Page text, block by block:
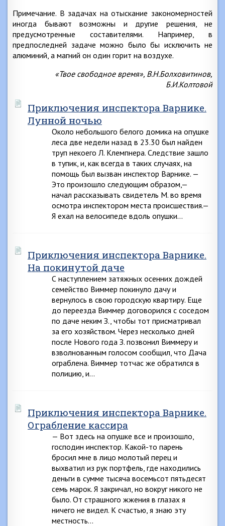
Примечание. В задачах на отыскание закономерностей
иногда бывают возможны и другие решения, не
предусмотренные составителями. Например, в
предпоследней задаче можно было бы исключить не
алюминий, а магний он один горит на воздухе.
«Твое свободное время», В.Н.Болховитинов,
Б.И.Колтовой
Приключения инспектора Варнике.
Лунной ночью
Около небольшого белого домика на опушке
леса две недели назад в 23.30 был найден
труп некоего Л. Клемпнера. Следствие зашло
в тупик, и, как всегда в таких случаях, на
помощь был вызван инспектор Варнике. —
Это произошло следующим образом,—
начал рассказывать свидетель М. во время
осмотра инспектором места происшествия.—
Я ехал на велосипеде вдоль опушки…
Приключения инспектора Варнике.
На покинутой даче
С наступлением затяжных осенних дождей
семейство Виммер покинуло дачу и
вернулось в свою городскую квартиру. Еще
до переезда Виммер договорился с соседом
по даче неким З., чтобы тот присматривал
за его хозяйством. Через несколько дней
после Нового года З. позвонил Виммеру и
взволнованным голосом сообщил, что Дача
ограблена. Виммер тотчас же обратился в
полицию, и…
Приключения инспектора Варнике.
Ограбление кассира
— Вот здесь на опушке все и произошло,
господин инспектор. Какой-то парень
бросил мне в лицо молотый перец и
выхватил из рук портфель, где находились
деньги в сумме тысяча восемьсот пятьдесят
семь марок. Я закричал, но вокруг никого не
было. От страшного жжения в глазах я
ничего не видел. К счастью, я знаю эту
местность…